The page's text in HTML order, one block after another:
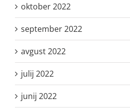
oktober 2022
september 2022
avgust 2022
julij 2022
junij 2022